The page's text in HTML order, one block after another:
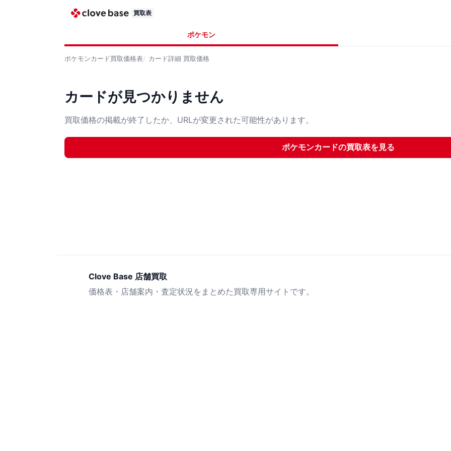
買取表
ポケモン
ポケモンカード買取価格表 カード詳細 買取価格
カードが見つかりません
買取価格の掲載が終了したか、URLが変更された可能性があります。
ポケモンカードの買取表を見る
Clove Base 店舗買取
価格表・店舗案内・査定状況をまとめた買取専用サイトです。